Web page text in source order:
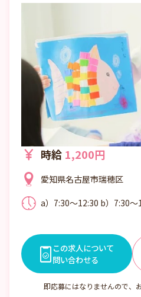
時給 1,200円
愛知県名古屋市瑞穂区
a）7:30～12:30 b）7:30
この求人について
問い合わせる
即応募にはなりませんので、